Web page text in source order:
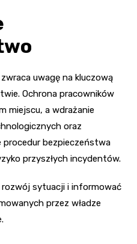
uwagę na kluczową
Ochrona pracowników
miejscu, a wdrażanie
oraz
bezpieczeństwa
przyszłych incydentów.
sytuacji i informować
przez władze